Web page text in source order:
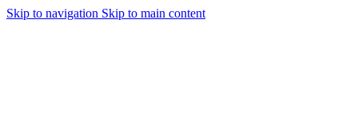
Skip to navigation Skip to main content